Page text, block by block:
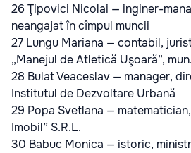
26 Ţipovici Nicolai — inginer-
neangajat în cîmpul muncii
27 Lungu Mariana — contabil,
„Manejul de Atletică Uşoară”,
28 Bulat Veaceslav — manager,
Institutul de Dezvoltare Urbană
29 Popa Svetlana —
Imobil” S.R.L.
30 Babuc Monica — istoric,